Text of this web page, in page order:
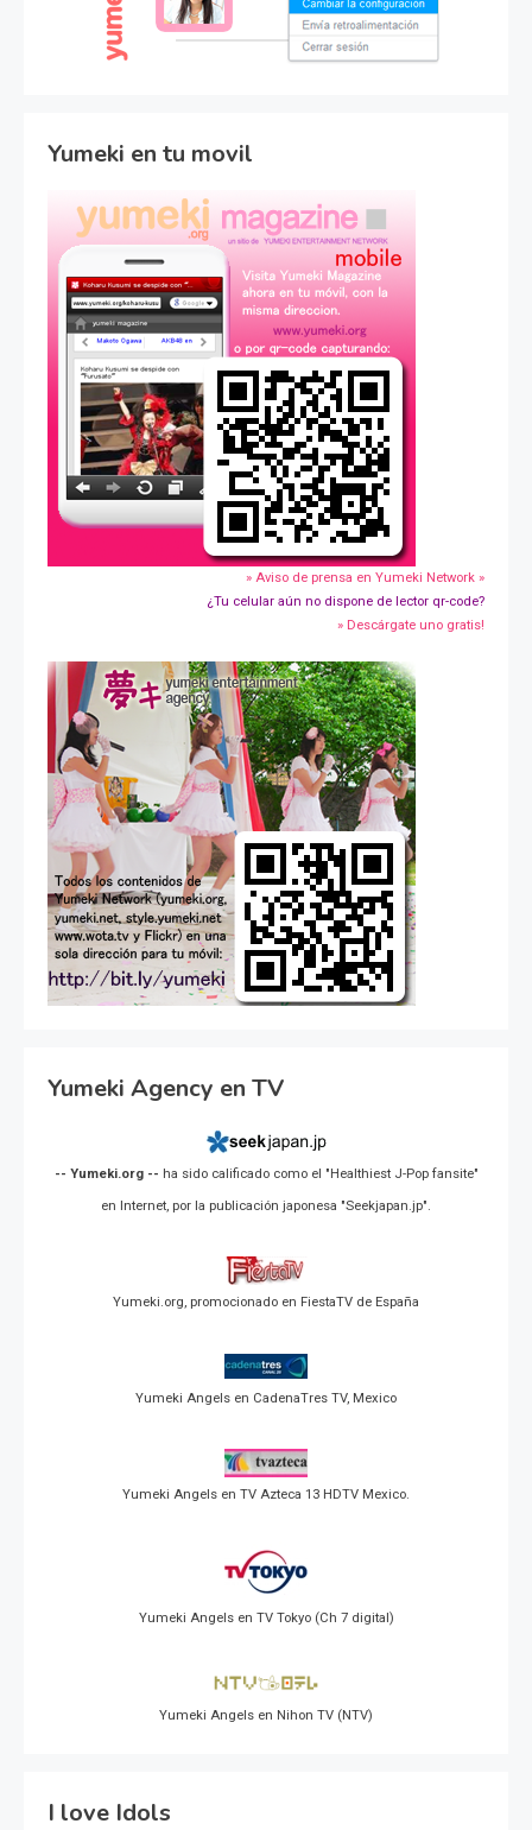
Yumeki en tu movil
» Aviso de prensa en Yumeki Network »
¿Tu celular aún no dispone de lector qr-code?
» Descárgate uno gratis!
Yumeki Agency en TV
-- Yumeki.org -- ha sido calificado como el "Healthiest J-Pop fansite"
en Internet, por la publicación japonesa "Seekjapan.jp".
Yumeki.org, promocionado en FiestaTV de España
Yumeki Angels en CadenaTres TV, Mexico
Yumeki Angels en TV Azteca 13 HDTV Mexico.
Yumeki Angels en TV Tokyo (Ch 7 digital)
Yumeki Angels en Nihon TV (NTV)
I love Idols